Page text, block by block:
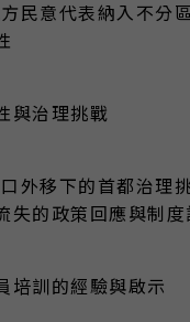
民意代表納入不分
與治理挑戰
外移下的首都治理
失的政策回應與制度
培訓的經驗與啟示